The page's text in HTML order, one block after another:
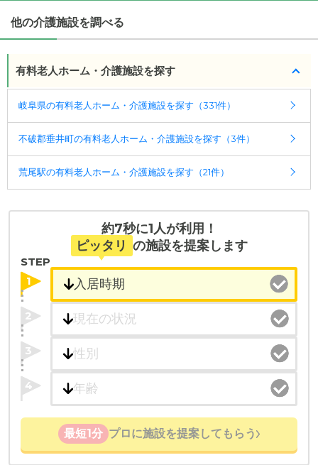
もりの里 本館の
・少人数制な事もあってあったかい家庭の様な感じ
施設の雰囲気
もりの里 本館のページでは、2枚の施設写真を見る
ことができます。
・経験豊富な入居相談員が完全無料で施設探しをサ
・全国10000件の介護施設情報を掲載
幅広い選択肢の中から、条件にあった施設を選ぶ
ことができます。
・こだわりの条件や医療体制から施設を探せる
たとえば「カラオケ」「麻雀」が楽しめる施設、
「夫婦入居可」の施設、「看取り可」の施設など、
医療・看護体制から施設を探すこともできます。
他の介護施設を調べる
有料老人ホーム・介護施設を探す
岐阜県の有料老人ホーム・介護施設を探す（331件）
不破郡垂井町の有料老人ホーム・介護施設を探す（3件）
荒尾駅の有料老人ホーム・介護施設を探す（21件）
約7秒に1人が利用！
ピッタリ の施設を提案します
STEP
1
2
3
4
最短1分 プロに施設を提案してもらう